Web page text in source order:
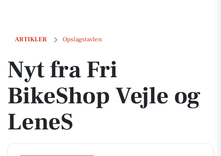
ARTIKLER Opslagstavlen
Nyt fra Fri BikeShop Vejle og LeneS
Nyt fra Fri
BikeShop Vejle og
LeneS